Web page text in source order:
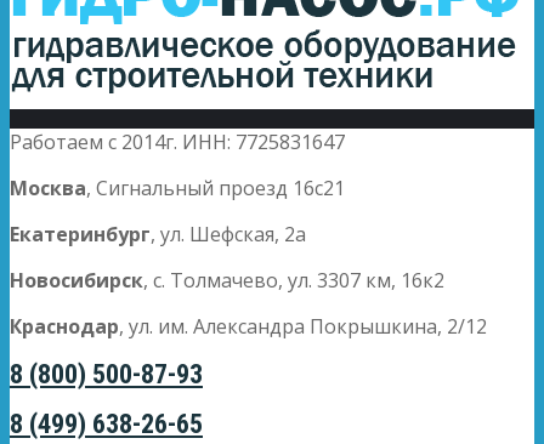
Работаем с 2014г. ИНН: 7725831647
Москва, Сигнальный проезд 16с21
Екатеринбург, ул. Шефская, 2а
Новосибирск, с. Толмачево, ул. 3307 км, 16к2
Краснодар, ул. им. Александра Покрышкина, 2/12
8 (800) 500-87-93
8 (499) 638-26-65